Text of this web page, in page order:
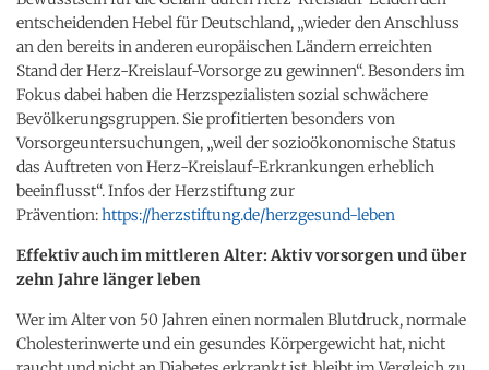
entscheidenden Hebel für Deutschland, „wieder den Anschluss
an den bereits in anderen europäischen Ländern erreichten
Stand der Herz-Kreislauf-Vorsorge zu gewinnen“. Besonders im
Fokus dabei haben die Herzspezialisten sozial schwächere
Bevölkerungsgruppen. Sie profitierten besonders von
Vorsorgeuntersuchungen, „weil der sozioökonomische Status
das Auftreten von Herz-Kreislauf-Erkrankungen erheblich
beeinflusst“. Infos der Herzstiftung zur
Prävention:https://herzstiftung.de/herzgesund-leben
Effektiv auch im mittleren Alter: Aktiv vorsorgen und über
zehn Jahre länger leben
Wer im Alter von 50 Jahren einen normalen Blutdruck, normale
Cholesterinwerte und ein gesundes Körpergewicht hat, nicht